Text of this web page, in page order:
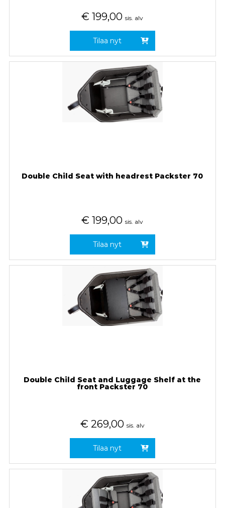
€ 199,00 sis. alv
Tilaa nyt
Double Child Seat with headrest Packster 70
€ 199,00 sis. alv
Tilaa nyt
Double Child Seat and Luggage Shelf at the
front Packster 70
€ 269,00 sis. alv
Tilaa nyt